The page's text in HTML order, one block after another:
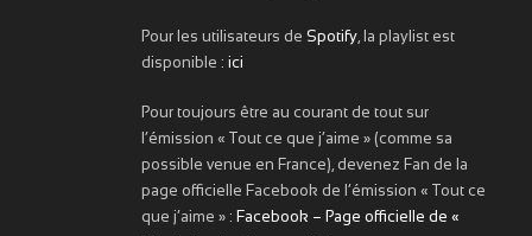
Pour les utilisateurs de Spotify, la playlist est
disponible : ici
Pour toujours être au courant de tout sur
l’émission « Tout ce que j’aime » (comme sa
possible venue en France), devenez Fan de la
page officielle Facebook de l’émission « Tout ce
que j’aime » : Facebook – Page officielle de «